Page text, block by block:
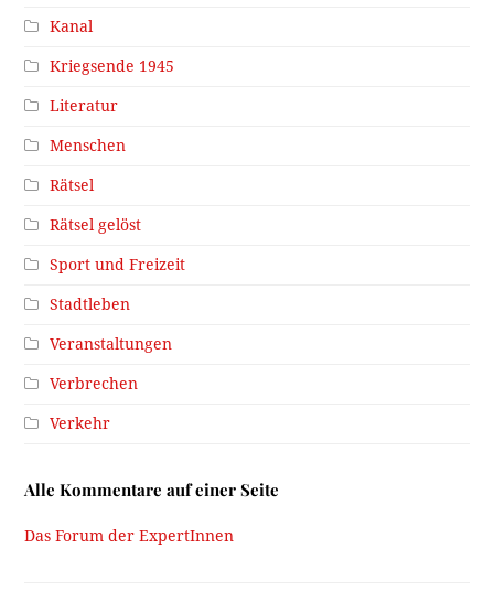
Kanal
Kriegsende 1945
Literatur
Menschen
Rätsel
Rätsel gelöst
Sport und Freizeit
Stadtleben
Veranstaltungen
Verbrechen
Verkehr
Alle Kommentare auf einer Seite
Das Forum der ExpertInnen